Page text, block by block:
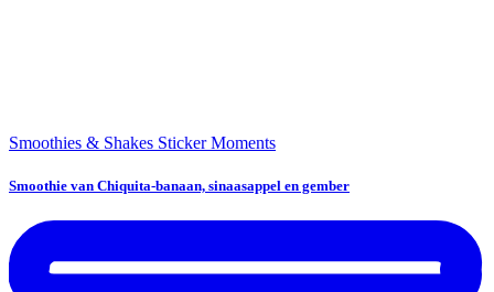
Smoothies & Shakes Sticker Moments
Smoothie van Chiquita-banaan, sinaasappel en gember